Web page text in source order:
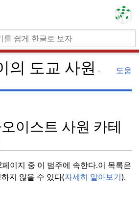
도움
의 도교 사원
이스트 사원 카테
이지 중 이 범주에 속한다.이 목록은
지 않을 수 있다(자세히 알아보기).